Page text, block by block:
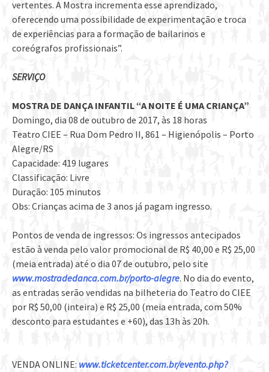
vertentes. A Mostra incrementa esse aprendizado,
oferecendo uma possibilidade de experimentação e troca
de experiências para a formação de bailarinos e
coreógrafos profissionais”.
SERVIÇO
MOSTRA DE DANÇA INFANTIL “A NOITE É UMA CRIANÇA”
Domingo, dia 08 de outubro de 2017, às 18 horas
Teatro CIEE – Rua Dom Pedro II, 861 – Higienópolis – Porto
Alegre/RS
Capacidade: 419 lugares
Classificação: Livre
Duração: 105 minutos
Obs: Crianças acima de 3 anos já pagam ingresso.
Pontos de venda de ingressos: Os ingressos antecipados
estão à venda pelo valor promocional de R$ 40,00 e R$ 25,00
(meia entrada) até o dia 07 de outubro, pelo site
www.mostradedanca.com.br/porto-alegre. No dia do evento,
as entradas serão vendidas na bilheteria do Teatro do CIEE
por R$ 50,00 (inteira) e R$ 25,00 (meia entrada, com 50%
desconto para estudantes e +60), das 13h às 20h.
VENDA ONLINE: www.ticketcenter.com.br/evento.php?